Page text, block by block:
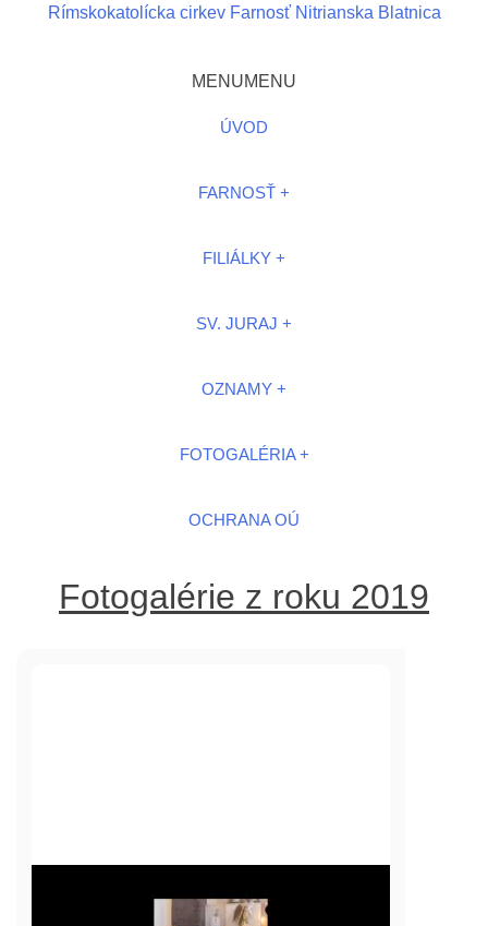
Rímskokatolícka cirkev Farnosť Nitrianska Blatnica
MENUMENU
ÚVOD
FARNOSŤ
FILIÁLKY
SV. JURAJ
OZNAMY
FOTOGALÉRIA
OCHRANA OÚ
Fotogalérie z roku 2019